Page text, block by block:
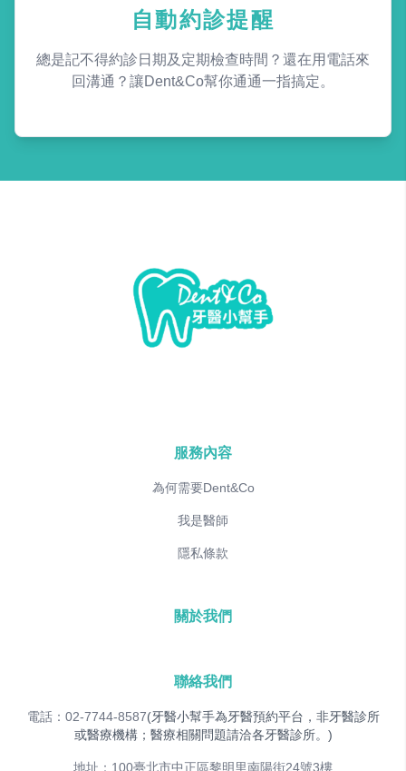
自動約診提醒
總是記不得約診日期及定期檢查時間？還在用電話來
回溝通？讓Dent&Co幫你通通一指搞定。
服務內容
為何需要Dent&Co
我是醫師
隱私條款
關於我們
聯絡我們
電話：02-7744-8587(牙醫小幫手為牙醫預約平台，非牙醫診所
或醫療機構；醫療相關問題請洽各牙醫診所。)
地址：100臺北市中正區黎明里南陽街24號3樓